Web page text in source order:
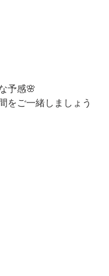
予感🌸
をご一緒しましょう